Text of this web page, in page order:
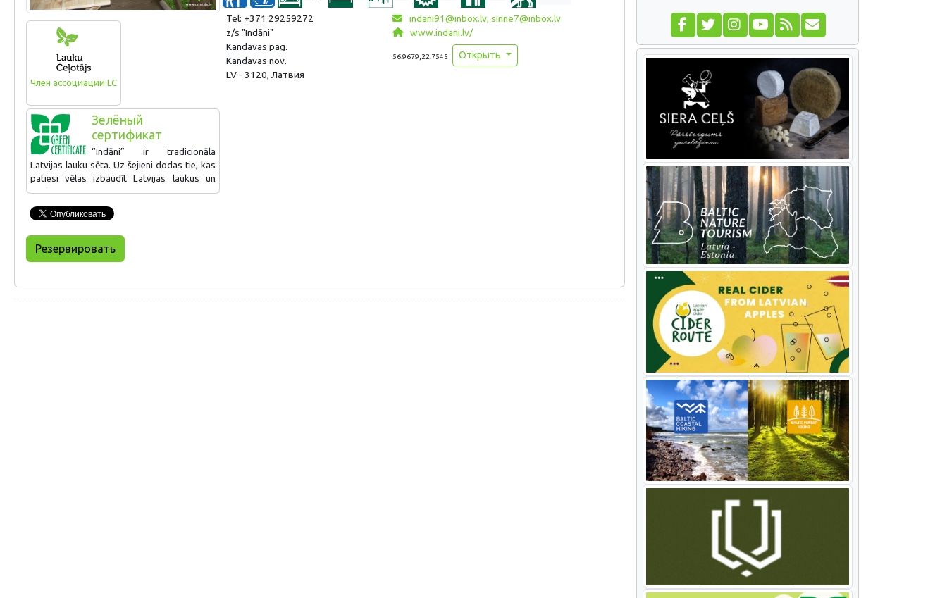
Член ассоциации LC
Зелёный
сертификат
“Indāni” ir tradicionāla
Latvijas lauku sēta. Uz šejieni dodas tie, kas
patiesi vēlas izbaudīt Latvijas laukus un
satikt īstu Latvijas saimnieci. Bērni var
iepazīt sunīšus, zosis, vistas, gaiļus u.c.
mājlopus. Lapene, kas ir pieejama cilvēkiem
bērnus ar īpašām vajadzībām no Latvijas
bērnu namiem. Saimniece 2024. gadā
Zviedrijas grupu ERASMUS projekta
ietvaros, kur dalījās pieredzē par ilgtspējīgu
Tel: +371 29259272
z/s "Indāni"
Kandavas pag.
Kandavas nov.
LV - 3120, Латвия
indani91@inbox.lv, sinne7@inbox.lv
www.indani.lv/
56.9679,22.7545 Открыть
Резервировать